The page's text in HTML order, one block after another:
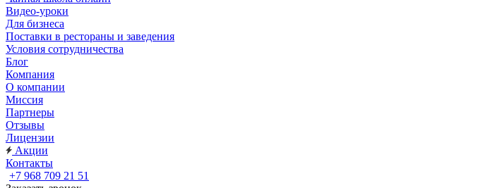
Видео-уроки
Для бизнеса
Поставки в рестораны и заведения
Условия сотрудничества
Блог
Компания
О компании
Миссия
Партнеры
Отзывы
Лицензии
Акции
Контакты
+7 968 709 21 51